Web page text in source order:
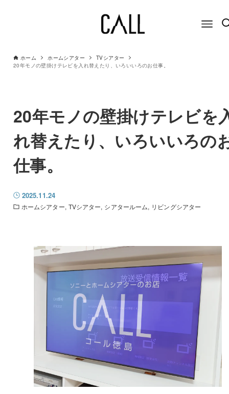
ホーム ホームシアター
TVシアター
20年モノの壁掛けテレビを入れ替えたり、いろいいろのお仕事。
20年モノの壁掛けテレビを
れ替えたり、いろいいろの
仕事。
2025.11.24
ホームシアター TVシアター シアタールーム リビングシアター